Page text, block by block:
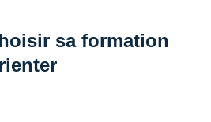
sa formation